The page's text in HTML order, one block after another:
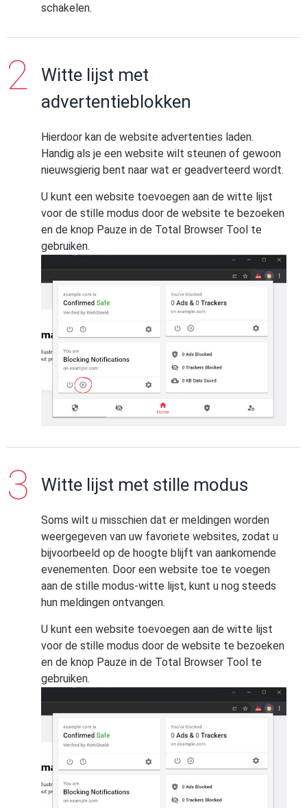
schakelen.
Witte lijst met
advertentieblokken
Hierdoor kan de website advertenties laden.
Handig als je een website wilt steunen of gewoon
nieuwsgierig bent naar wat er geadverteerd wordt.
U kunt een website toevoegen aan de witte lijst
voor de stille modus door de website te bezoeken
en de knop Pauze in de Total Browser Tool te
gebruiken.
Witte lijst met stille modus
Soms wilt u misschien dat er meldingen worden
weergegeven van uw favoriete websites, zodat u
bijvoorbeeld op de hoogte blijft van aankomende
evenementen. Door een website toe te voegen
aan de stille modus-witte lijst, kunt u nog steeds
hun meldingen ontvangen.
U kunt een website toevoegen aan de witte lijst
voor de stille modus door de website te bezoeken
en de knop Pauze in de Total Browser Tool te
gebruiken.